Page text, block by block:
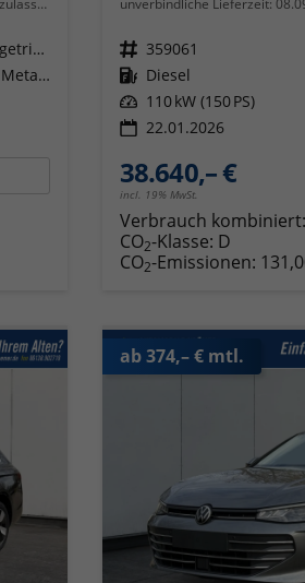
Doppelkupplungsgetriebe (DSG)
Grenadillschwarz Metallic
Fahrzeugnr. 359061
Kraftstoff Diesel
Leistung 110 kW (150 PS)
22.01.2026
38.640,– €
incl. 19% MwSt.
Verbrauch kombiniert:
CO2-Klasse: D
CO2-Emissionen:
ab 374,– € mtl.